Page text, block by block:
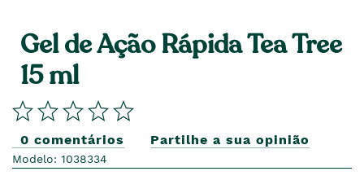
Gel de Ação Rápida Tea Tree
15 ml
0 comentários Partilhe a sua opinião
Modelo: 1038334